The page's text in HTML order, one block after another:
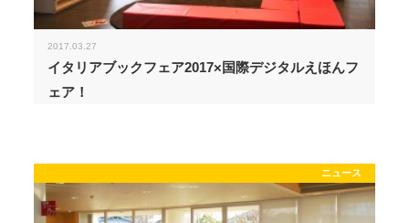
2017.03.27
イタリアブックフェア2017×国際デジタルえほんフ
ェア！
ニュース